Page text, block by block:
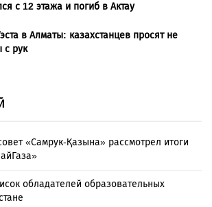
с 12 этажа и погиб в Актау
в Алматы: казахстанцев просят не
с рук
«Самрук-Қазына» рассмотрел итоги
обладателей образовательных